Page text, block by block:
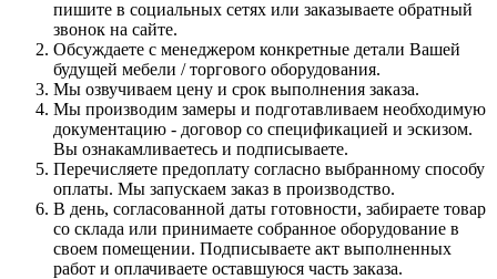
пишите в социальных сетях или заказываете обратный
звонок на сайте.
Обсуждаете с менеджером конкретные детали Вашей
будущей мебели / торгового оборудования.
Мы озвучиваем цену и срок выполнения заказа.
Мы производим замеры и подготавливаем необходимую
документацию - договор со спецификацией и эскизом.
Вы ознакамливаетесь и подписываете.
Перечисляете предоплату согласно выбранному способу
оплаты. Мы запускаем заказ в производство.
В день, согласованной даты готовности, забираете товар
со склада или принимаете собранное оборудование в
своем помещении. Подписываете акт выполненных
работ и оплачиваете оставшуюся часть заказа.